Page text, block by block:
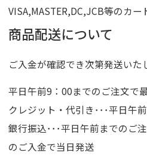
VISA,MASTER,DC,JCB等のカー
商品配送について
ご入金が確認でき次第発送いた
平日午前9：00までのご注文で
クレジット・代引き･･･平日午
銀行振込･･･平日午前までのご
のご入金で当日発送